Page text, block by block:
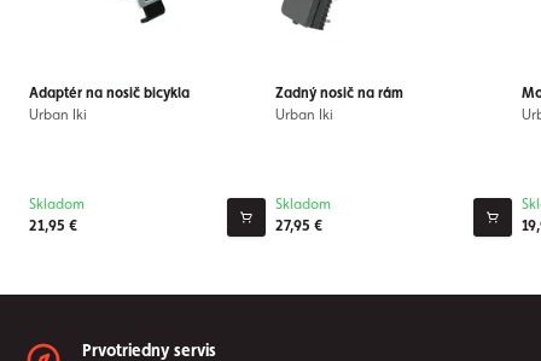
Adaptér na nosič bicykla
Urban Iki
21,95 €
Skladom
Zadný nosič na rám
Urban Iki
27,95 €
Skladom
Prvotriedny servis